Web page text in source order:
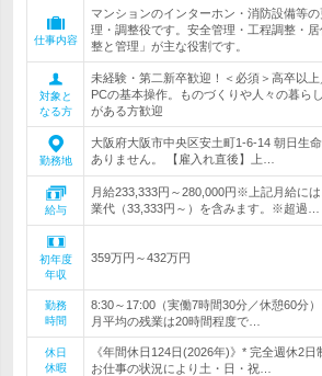
仕事内容
マンションのインターホン・消防設備等
理・調整役です。安全管理・工程調整・
整と管理」が主な役割です。
対象と
なる方
未経験・第二新卒歓迎！＜必須＞高卒以
PCの基本操作。ものづくりや人々の暮ら
がある方歓迎
勤務地
大阪府大阪市中央区安土町1-6-14 朝日生
ありません。 【雇入れ直後】上…
給与
月給233,333円～280,000円※上記月給に
業代（33,333円～）を含みます。※超過…
初年度
年収
359万円～432万円
勤務
時間
8:30～17:00（実働7時間30分／休憩60分
月平均の残業は20時間程度で…
休日
休暇
《年間休日124日(2026年)》* 完全週休2
お仕事の状況により土・日・祝…